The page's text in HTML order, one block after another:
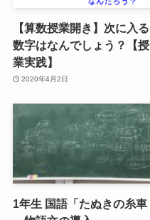
【算数授業開き】次に入る
数字はなんでしょう？【授
業実践】
2020年4月2日
1年生 国語「たぬきの糸車